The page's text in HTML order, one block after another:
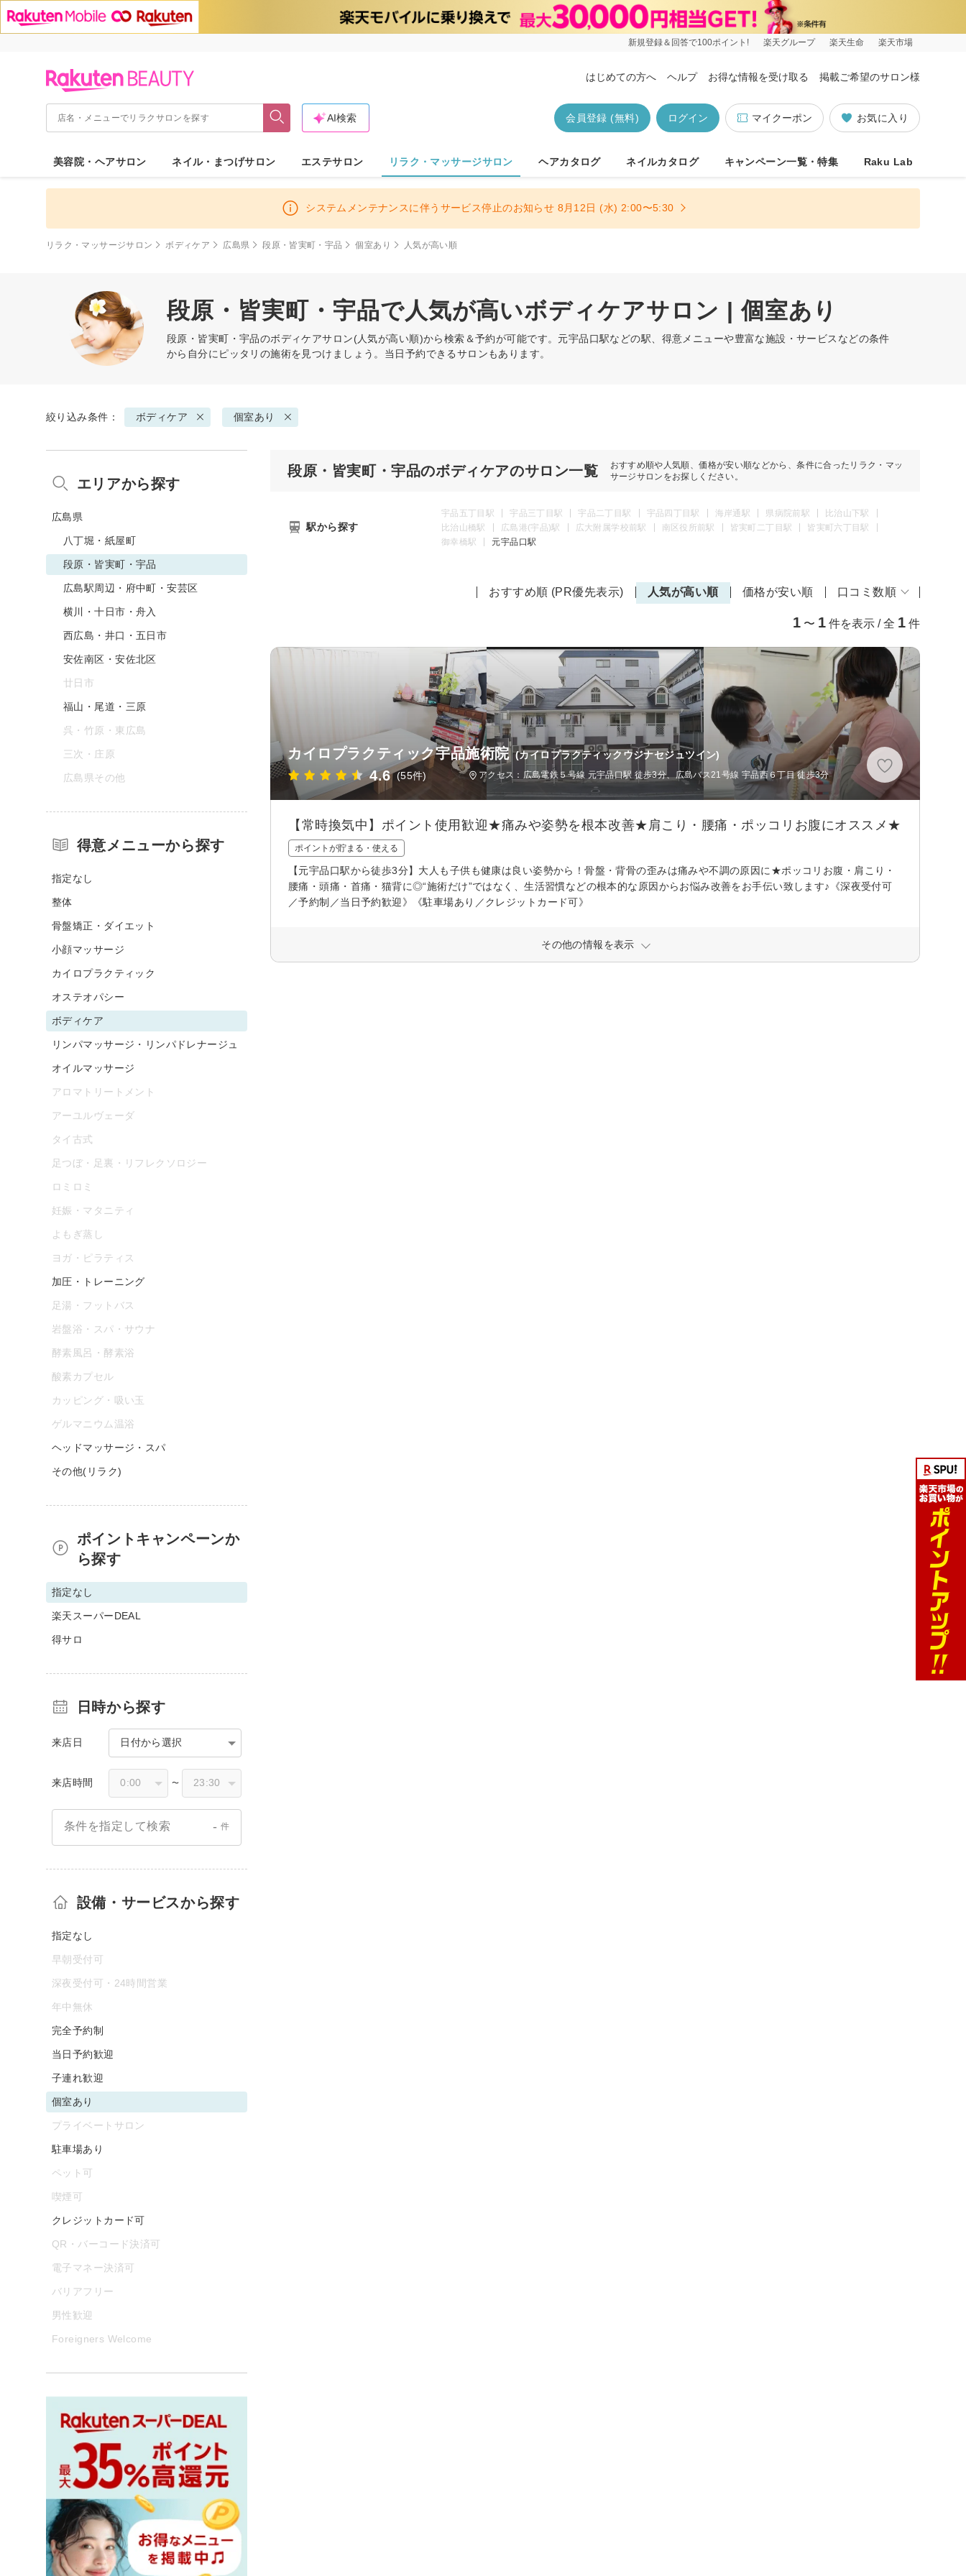
新規登録＆回答で100ポイント! 楽天グループ 楽天生命 楽天市場
はじめての方へ ヘルプ お得な情報を受け取る 掲載ご希望のサロン様
お気に入り
マイクーポン
ログイン
会員登録 (無料)
AI検索
美容院・ヘアサロン ネイル・まつげサロン エステサロン リラク・マッサージサロン ヘアカタログ ネイルカタログ キャンペーン一覧・特集 Raku Lab
システムメンテナンスに伴うサービス停止のお知らせ 8月12日 (水) 2:00〜5:30
リラク・マッサージサロン ボディケア 広島県 段原・皆実町・宇品 個室あり 人気が高い順
段原・皆実町・宇品で人気が高いボディケアサロン | 個室あり
段原・皆実町・宇品のボディケアサロン(人気が高い順)から検索＆予約が可能です。元宇品口駅などの駅、得意メニューや豊富な施設・サービスなどの条件
から自分にピッタリの施術を見つけましょう。当日予約できるサロンもあります。
絞り込み条件： ボディケア 個室あり
段原・皆実町・宇品のボディケアのサロン一覧
おすすめ順や人気順、価格が安い順などから、条件に合ったリラク・マッ
サージサロンをお探しください。
駅から探す
宇品五丁目駅 宇品三丁目駅 宇品二丁目駅 宇品四丁目駅 海岸通駅 県病院前駅
比治山下駅
比治山橋駅
広島港(宇品)駅 広大附属学校前駅 南区役所前駅 皆実町二丁目駅
皆実町六丁目駅
御幸橋駅
元宇品口駅
おすすめ順 (PR優先表示) 人気が高い順 価格が安い順 口コミ数順
1 〜 1 件を表示 / 全 1 件
カイロプラクティック宇品施術院 (カイロプラクティックウジナセジュツイン)
4.6 (55件) アクセス：広島電鉄５号線 元宇品口駅 徒歩3分、広島バス21号線 宇品西６丁目 徒歩3分
【常時換気中】ポイント使用歓迎★痛みや姿勢を根本改善★肩こり・腰痛・ポッコリお腹にオススメ★
ポイントが貯まる・使える
【元宇品口駅から徒歩3分】大人も子供も健康は良い姿勢から！骨盤・背骨の歪みは痛みや不調の原因に★ポッコリお腹・肩こり・
腰痛・頭痛・首痛・猫背に◎“施術だけ”ではなく、生活習慣などの根本的な原因からお悩み改善をお手伝い致します♪《深夜受付可
／予約制／当日予約歓迎》《駐車場あり／クレジットカード可》
その他の情報を表示
エリアから探す
広島県
八丁堀・紙屋町
段原・皆実町・宇品
広島駅周辺・府中町・安芸区
横川・十日市・舟入
西広島・井口・五日市
安佐南区・安佐北区
廿日市
福山・尾道・三原
呉・竹原・東広島
三次・庄原
広島県その他
得意メニューから探す
指定なし
整体
骨盤矯正・ダイエット
小顔マッサージ
カイロプラクティック
オステオパシー
ボディケア
リンパマッサージ・リンパドレナージュ
オイルマッサージ
アロマトリートメント
アーユルヴェーダ
タイ古式
足つぼ・足裏・リフレクソロジー
ロミロミ
妊娠・マタニティ
よもぎ蒸し
ヨガ・ピラティス
加圧・トレーニング
足湯・フットバス
岩盤浴・スパ・サウナ
酵素風呂・酵素浴
酸素カプセル
カッピング・吸い玉
ゲルマニウム温浴
ヘッドマッサージ・スパ
その他(リラク)
ポイントキャンペーンか
ら探す
指定なし
楽天スーパーDEAL
得サロ
日時から探す
来店日 日付から選択
来店時間 〜
条件を指定して検索 - 件
設備・サービスから探す
指定なし
早朝受付可
深夜受付可・24時間営業
年中無休
完全予約制
当日予約歓迎
子連れ歓迎
個室あり
プライベートサロン
駐車場あり
ペット可
喫煙可
クレジットカード可
QR・バーコード決済可
電子マネー決済可
バリアフリー
男性歓迎
Foreigners Welcome